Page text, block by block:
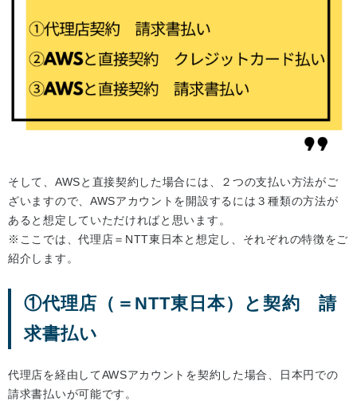
そして、AWSと直接契約した場合には、２つの支払い方法がご
ざいますので、AWSアカウントを開設するには３種類の方法が
あると想定していただければと思います。
※ここでは、代理店＝NTT東日本と想定し、それぞれの特徴をご
紹介します。
①代理店（＝NTT東日本）と契約 請
求書払い
代理店を経由してAWSアカウントを契約した場合、日本円での
請求書払いが可能です。